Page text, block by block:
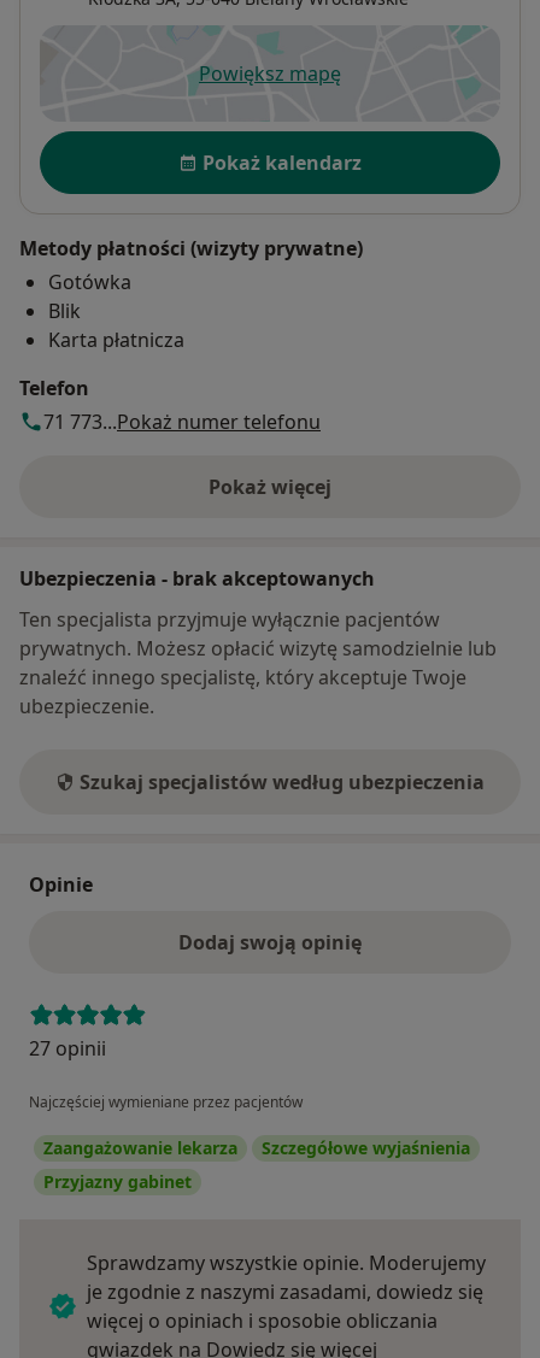
Powiększ mapęotwiera się w nowej karcie
Dostępność
Pokaż kalendarz
Metody płatności (wizyty prywatne)
Gotówka
Blik
Karta płatnicza
Telefon
71 773...Pokaż numer telefonu
Pokaż więcej
o adresie
Ubezpieczenia - brak akceptowanych
Ten specjalista przyjmuje wyłącznie pacjentów
prywatnych. Możesz opłacić wizytę samodzielnie lub
znaleźć innego specjalistę, który akceptuje Twoje
ubezpieczenie.
Szukaj specjalistów według ubezpieczenia
Opinie
Dodaj swoją opinię
27 opinii
Najczęściej wymieniane przez pacjentów
Zaangażowanie lekarza
Szczegółowe wyjaśnienia
Przyjazny gabinet
Sprawdzamy wszystkie opinie. Moderujemy
je zgodnie z naszymi zasadami, dowiedz się
więcej o opiniach i sposobie obliczania
gwiazdek na Dowiedz się więcej